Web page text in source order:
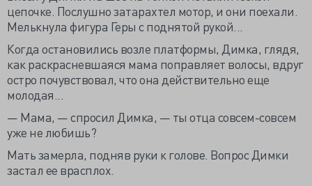
цепочке. Послушно затарахтел мотор, и они поехали.
Мелькнула фигура Геры с поднятой рукой...
Когда остановились возле платформы, Димка, глядя,
как раскрасневшаяся мама поправляет волосы, вдруг
остро почувствовал, что она действительно еще
молодая...
— Мама, — спросил Димка, — ты отца совсем-совсем
уже не любишь?
Мать замерла, подняв руки к голове. Вопрос Димки
застал ее врасплох.